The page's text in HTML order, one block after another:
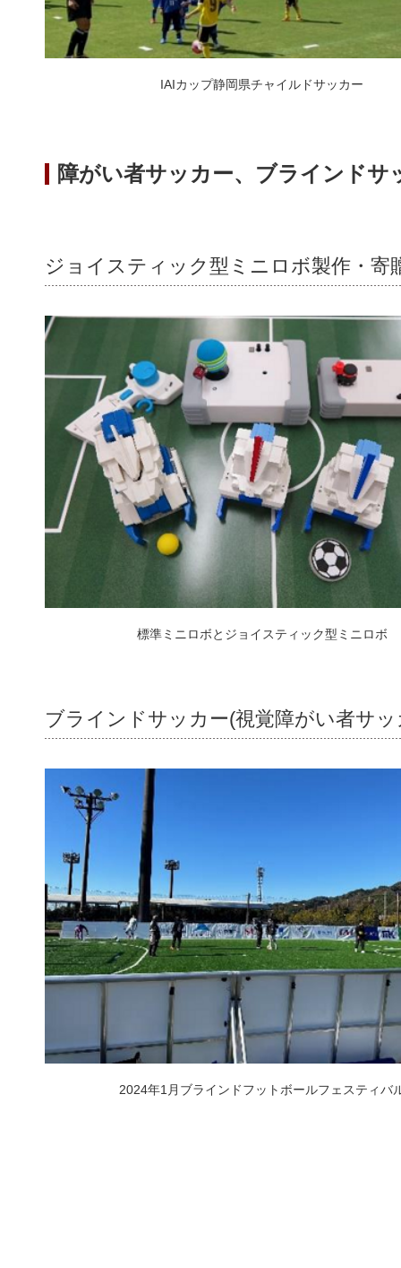
IAIカップ静岡県チャイルドサッカー
障がい者サッカー、ブラインドサ
ジョイスティック型ミニロボ製作・寄
標準ミニロボとジョイスティック型ミニロボ
ブラインドサッカー(視覚障がい者サ
2024年1月ブラインドフットボールフェスティバ